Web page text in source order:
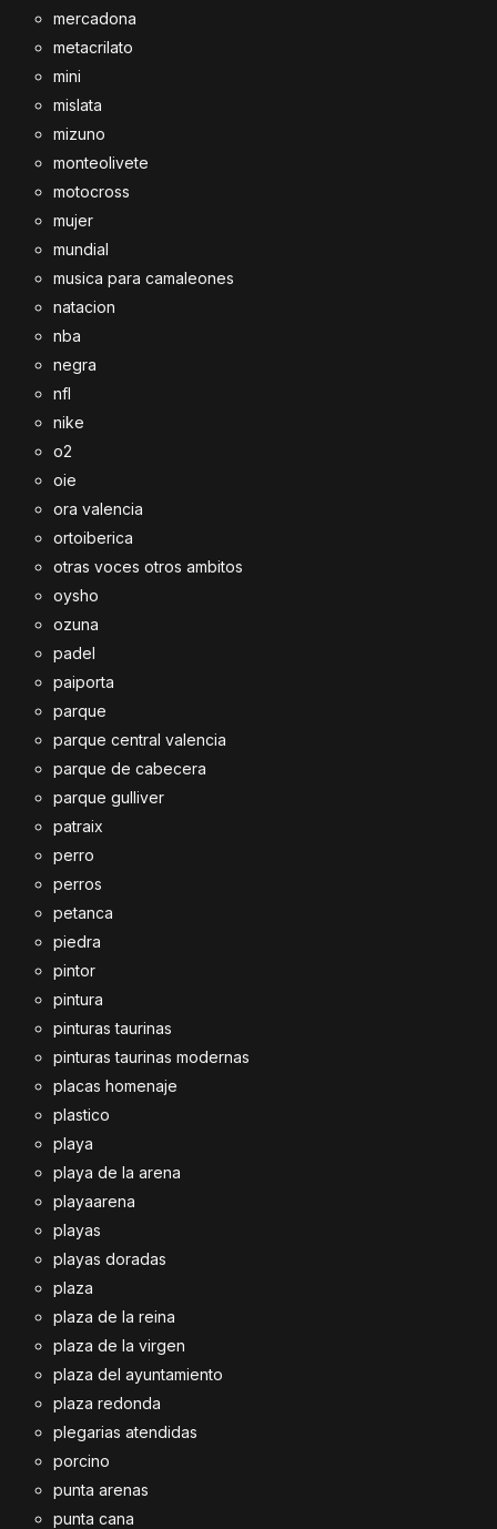
mercadona
metacrilato
mini
mislata
mizuno
monteolivete
motocross
mujer
mundial
musica para camaleones
natacion
nba
negra
nfl
nike
o2
oie
ora valencia
ortoiberica
otras voces otros ambitos
oysho
ozuna
padel
paiporta
parque
parque central valencia
parque de cabecera
parque gulliver
patraix
perro
perros
petanca
piedra
pintor
pintura
pinturas taurinas
pinturas taurinas modernas
placas homenaje
plastico
playa
playa de la arena
playaarena
playas
playas doradas
plaza
plaza de la reina
plaza de la virgen
plaza del ayuntamiento
plaza redonda
plegarias atendidas
porcino
punta arenas
punta cana